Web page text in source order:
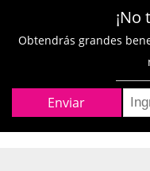
¡No
Obtendrás grandes